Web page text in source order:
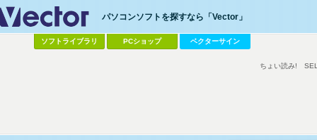
パソコンソフトを探すなら「Vector」
ソフトライブラリ PCショップ ベクターサイン
ちょい読み!